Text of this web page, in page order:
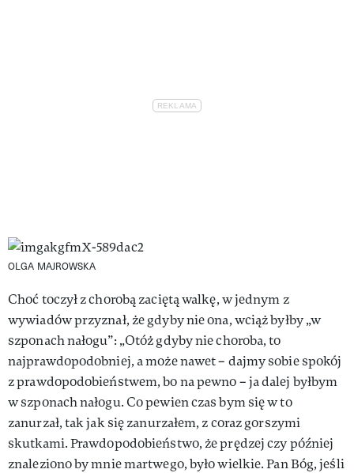
OLGA MAJROWSKA
Choć toczył z chorobą zaciętą walkę, w jednym z
wywiadów przyznał, że gdyby nie ona, wciąż byłby „w
szponach nałogu”: „Otóż gdyby nie choroba, to
najprawdopodobniej, a może nawet – dajmy sobie spokój
z prawdopodobieństwem, bo na pewno – ja dalej byłbym
w szponach nałogu. Co pewien czas bym się w to
zanurzał, tak jak się zanurzałem, z coraz gorszymi
skutkami. Prawdopodobieństwo, że prędzej czy później
znaleziono by mnie martwego, było wielkie. Pan Bóg, jeśli